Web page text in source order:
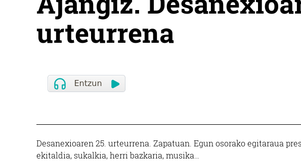
urteurrena
Desanexioaren 25. urteurrena. Zapatuan. Egun osorako egitaraua
ekitaldia, sukalkia, herri bazkaria, musika…